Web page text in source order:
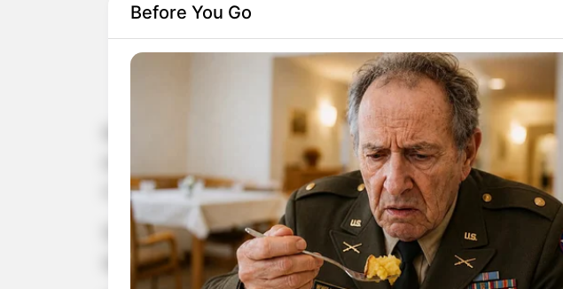
De acordo com a PMR, houve contradição entre as
estrangeira sem documentação; em moeda
No inicio da tarde desta sexta-feira (27), a equipe da
escondidos em um fundo falso instalado no painel de um
o valor corresponde a cerca de R$ 360 mil.
Segundo informações da Polícia Militar Rodoviária
quando deram sinal de parada para um veículo com
Before You Go